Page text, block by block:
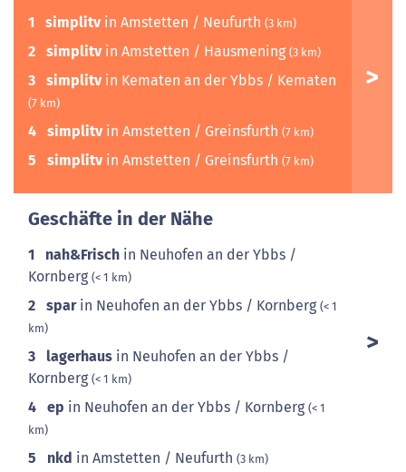
1 simplitvin Amstetten / Neufurth (3 km)
2 simplitvin Amstetten / Hausmening (3 km)
3 simplitvin Kematen an der Ybbs / Kematen
(7 km)
4 simplitvin Amstetten / Greinsfurth (7 km)
5 simplitvin Amstetten / Greinsfurth (7 km)
Geschäfte in der Nähe
1 nah&Frisch in Neuhofen an der Ybbs /
Kornberg (< 1 km)
2 sparin Neuhofen an der Ybbs / Kornberg (< 1
km)
3 lagerhaus in Neuhofen an der Ybbs /
Kornberg (< 1 km)
4 ep in Neuhofen an der Ybbs / Kornberg (< 1
km)
5 nkd in Amstetten / Neufurth (3 km)